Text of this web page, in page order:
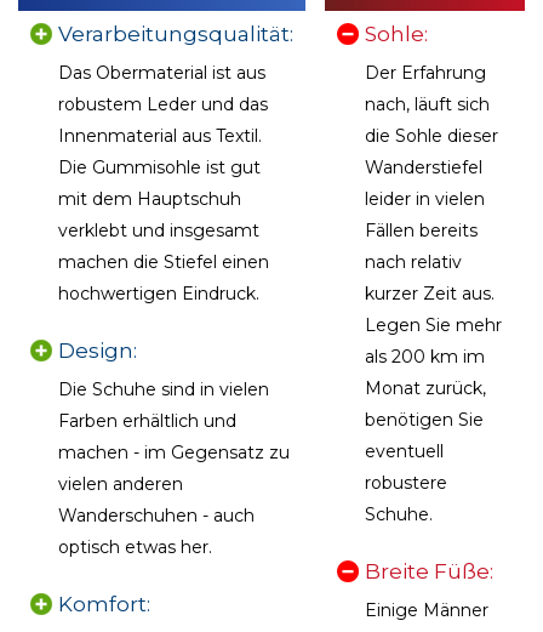
Verarbeitungsqualität:
Das Obermaterial ist aus
robustem Leder und das
Innenmaterial aus Textil.
Die Gummisohle ist gut
mit dem Hauptschuh
verklebt und insgesamt
machen die Stiefel einen
hochwertigen Eindruck.
Design:
Die Schuhe sind in vielen
Farben erhältlich und
machen - im Gegensatz zu
vielen anderen
Wanderschuhen - auch
optisch etwas her.
Komfort:
Sohle:
Der Erfahrung
nach, läuft sich
die Sohle dieser
Wanderstiefel
leider in vielen
Fällen bereits
nach relativ
kurzer Zeit aus.
Legen Sie mehr
als 200 km im
Monat zurück,
benötigen Sie
eventuell
robustere
Schuhe.
Breite Füße:
Einige Männer